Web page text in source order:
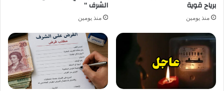
برياح قوية
منذ يومين
الشرف “
منذ يومين